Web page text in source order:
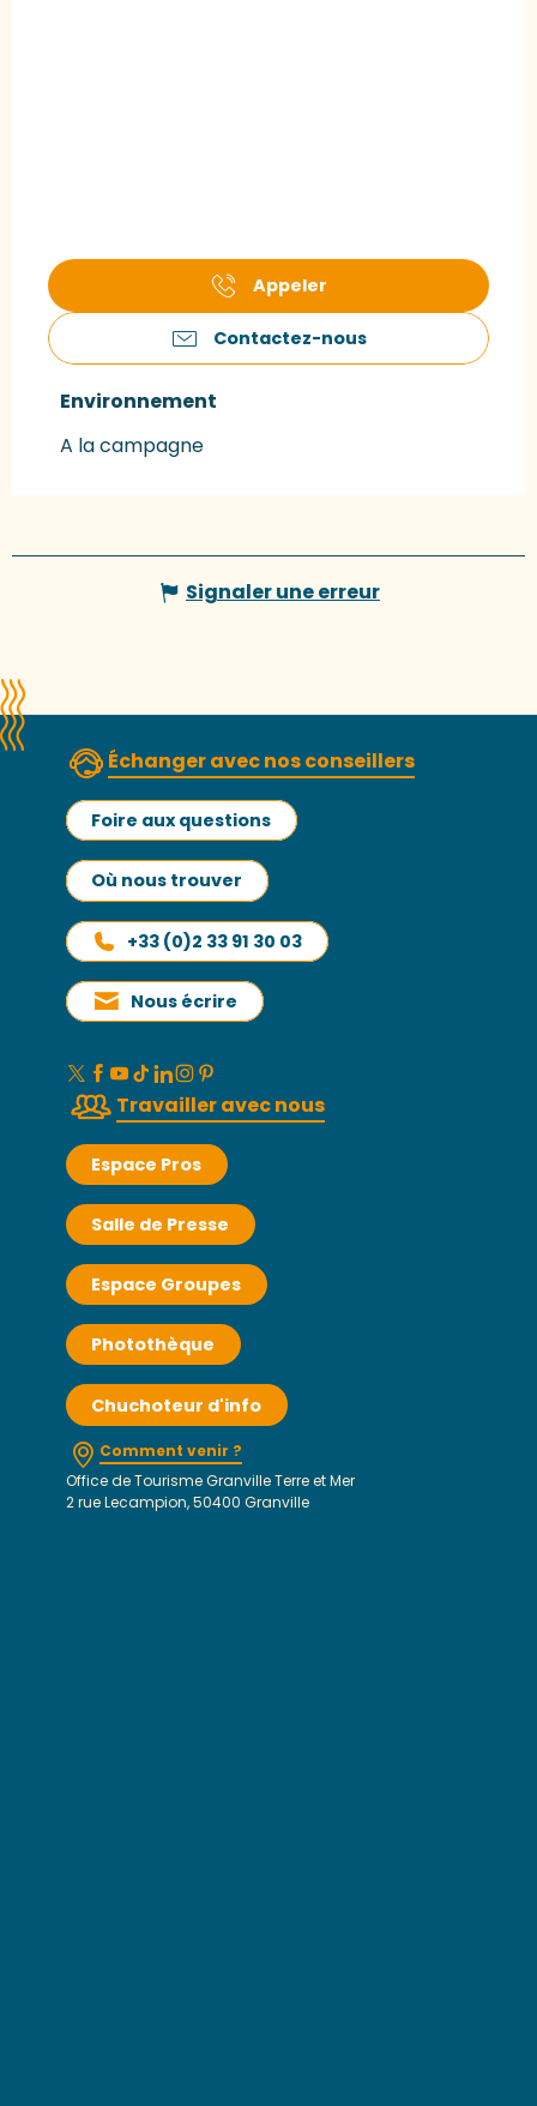
Appeler
Contactez-nous
Environnement
Environnement
A la campagne
Signaler une erreur
Échanger avec nos conseillers
Foire aux questions
Où nous trouver
+33 (0)2 33 91 30 03
Nous écrire
Travailler avec nous
Espace Pros
Salle de Presse
Espace Groupes
Photothèque
Chuchoteur d'info
Comment venir ?
Office de Tourisme Granville Terre et Mer
2 rue Lecampion, 50400 Granville